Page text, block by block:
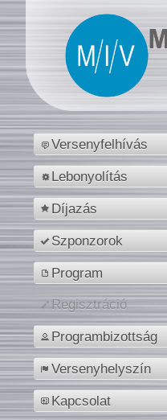
Versenyfelhívás
Lebonyolítás
Díjazás
Szponzorok
Program
Regisztráció
Programbizottság
Versenyhelyszín
Kapcsolat